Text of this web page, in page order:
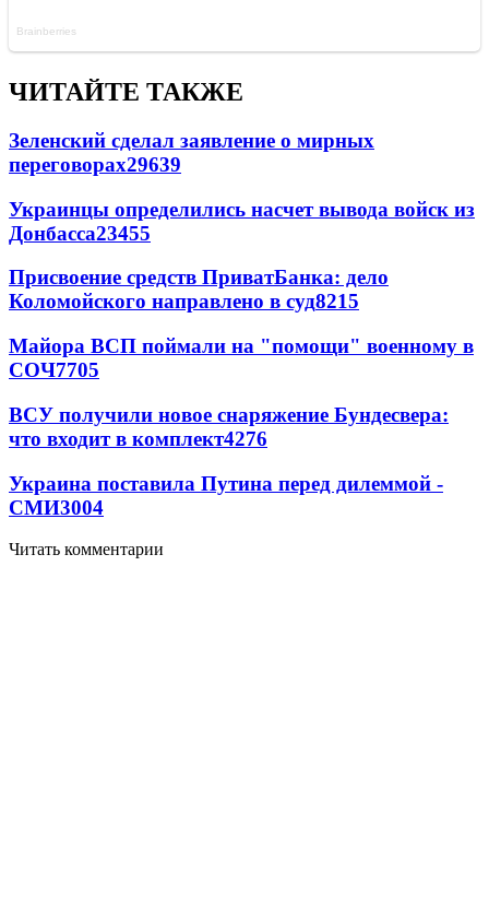
ЧИТАЙТЕ ТАКЖЕ
Зеленский сделал заявление о мирных
переговорах29639
Украинцы определились насчет вывода войск из
Донбасса23455
Присвоение средств ПриватБанка: дело
Коломойского направлено в суд8215
Майора ВСП поймали на "помощи" военному в
СОЧ7705
ВСУ получили новое снаряжение Бундесвера:
что входит в комплект4276
Украина поставила Путина перед дилеммой -
СМИ3004
Читать комментарии